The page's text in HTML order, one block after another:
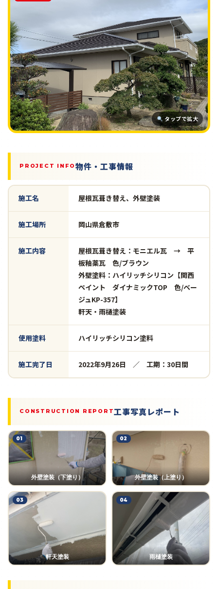
タップで拡大
PROJECT INFO物件・工事情報
施工名 屋根瓦葺き替え、外壁塗装
施工場所 岡山県倉敷市
施工内容
屋根瓦葺き替え：モニエル瓦 → 平
板釉薬瓦 色/ブラウン
外壁塗料：ハイリッチシリコン【関西
ペイント ダイナミックTOP 色/ベー
ジュKP-357】
軒天・雨樋塗装
使用塗料 ハイリッチシリコン塗料
施工完了日 2022年9月26日 ／ 工期：30日間
CONSTRUCTION REPORT工事写真レポート
01
外壁塗装（下塗り）
02
外壁塗装（上塗り）
03
軒天塗装
04
雨樋塗装